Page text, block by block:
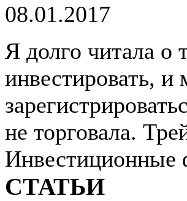
08.01.2017
Я долго читала о
инвестировать, и
не торговала.
СТАТЬИ